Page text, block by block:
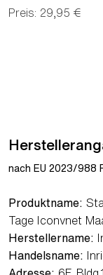
Preis: 29,95 €
nach EU 2023/988
Produktname:
Tage Iconvnet
Herstellername:
Handelsname:
Adresse: 6F,